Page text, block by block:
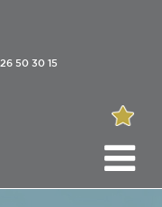
26 50 30 15